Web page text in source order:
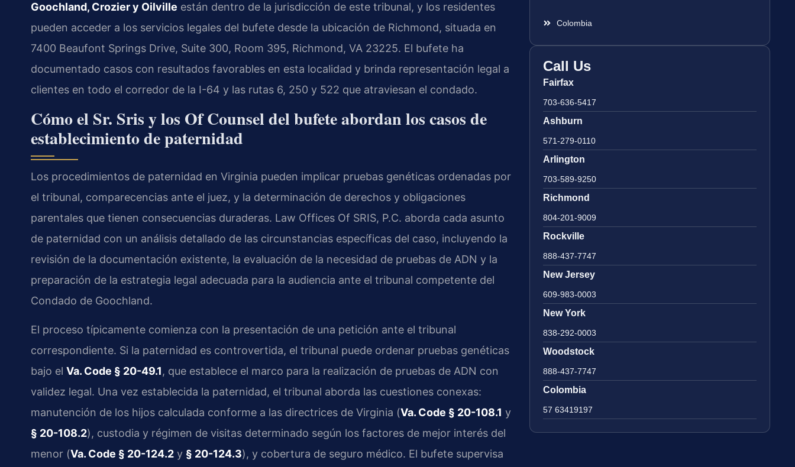
Goochland, Crozier y Oilville están dentro de la jurisdicción de este tribunal, y los residentes
pueden acceder a los servicios legales del bufete desde la ubicación de Richmond, situada en
7400 Beaufont Springs Drive, Suite 300, Room 395, Richmond, VA 23225. El bufete ha
documentado casos con resultados favorables en esta localidad y brinda representación legal a
clientes en todo el corredor de la I-64 y las rutas 6, 250 y 522 que atraviesan el condado.
Cómo el Sr. Sris y los Of Counsel del bufete abordan los casos de
establecimiento de paternidad
Los procedimientos de paternidad en Virginia pueden implicar pruebas genéticas ordenadas por
el tribunal, comparecencias ante el juez, y la determinación de derechos y obligaciones
parentales que tienen consecuencias duraderas. Law Offices Of SRIS, P.C. aborda cada asunto
de paternidad con un análisis detallado de las circunstancias específicas del caso, incluyendo la
revisión de la documentación existente, la evaluación de la necesidad de pruebas de ADN y la
preparación de la estrategia legal adecuada para la audiencia ante el tribunal competente del
Condado de Goochland.
El proceso típicamente comienza con la presentación de una petición ante el tribunal
correspondiente. Si la paternidad es controvertida, el tribunal puede ordenar pruebas genéticas
bajo el Va. Code § 20-49.1, que establece el marco para la realización de pruebas de ADN con
validez legal. Una vez establecida la paternidad, el tribunal aborda las cuestiones conexas:
manutención de los hijos calculada conforme a las directrices de Virginia (Va. Code § 20-108.1 y
§ 20-108.2), custodia y régimen de visitas determinado según los factores de mejor interés del
menor (Va. Code § 20-124.2 y § 20-124.3), y cobertura de seguro médico. El bufete supervisa
Colombia
Call Us
Fairfax
703-636-5417
Ashburn
571-279-0110
Arlington
703-589-9250
Richmond
804-201-9009
Rockville
888-437-7747
New Jersey
609-983-0003
New York
838-292-0003
Woodstock
888-437-7747
Colombia
57 63419197